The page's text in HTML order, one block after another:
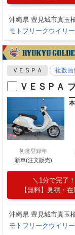
沖縄県 豊見城市真玉
モトフリークウイリ
ＶＥＳＰＡ 複数画
ＶＥＳＰＡ
初度登録年
新車(注文販売)
1分で完了！
【無料】見積・
沖縄県 豊見城市真玉
モトフリークウイリ